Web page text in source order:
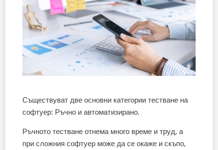
Съществуват две основни категории тестване на
софтуер: Ръчно и автоматизирано.
Ръчното тестване отнема много време и труд, а
при сложния софтуер може да се окаже и скъпо,